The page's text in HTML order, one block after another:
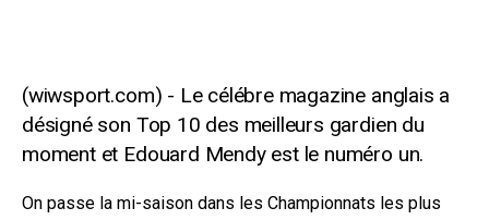
Le célébre magazine anglais a
désigné son Top 10 des meilleurs gardien du
moment et Edouard Mendy est le numéro un.
On passe la mi-saison dans les Championnats les plus